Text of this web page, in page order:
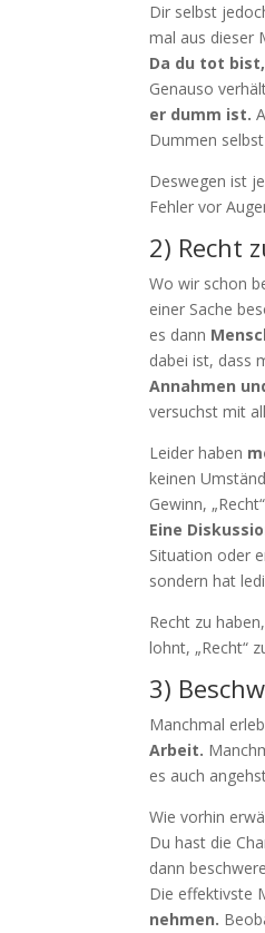
Dir selbst
mal aus dieser
Da du tot
Genauso
er dumm ist.
Dummen
Deswegen ist
Fehler vor
2) Recht
Wo wir schon
einer Sache
es dann
dabei ist, dass
Annahmen
versuchst mit
Leider haben
keinen
Gewinn,
Eine
Situation oder
sondern hat
Recht zu
lohnt, „Recht“
3)
Manchmal
Arbeit.
es auch
Wie vorhin
Du hast die
dann
Die effektivste
nehmen.